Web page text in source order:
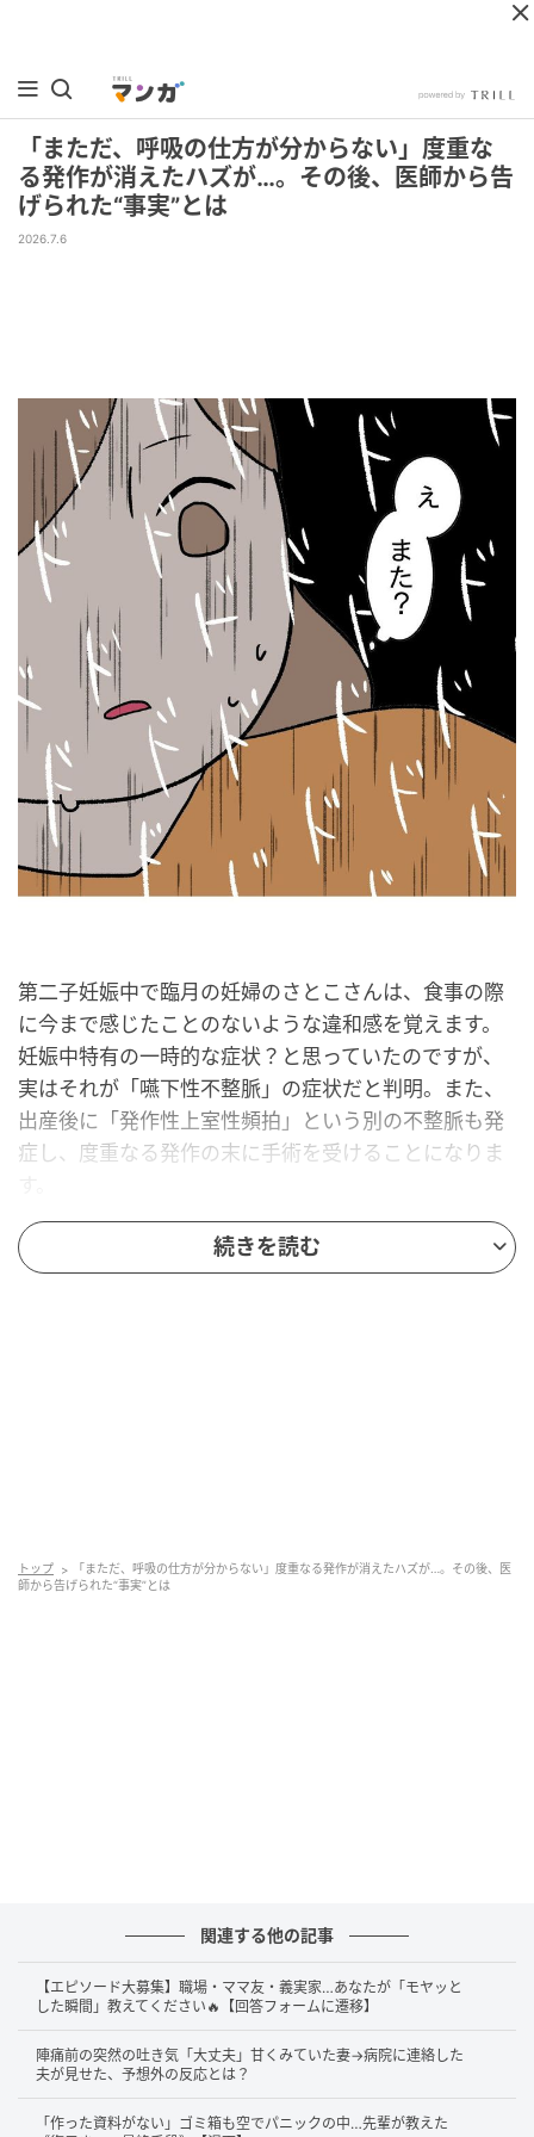
「まただ、呼吸の仕方が分からない」度重な
る発作が消えたハズが…。その後、医師から告
げられた“事実”とは
2026.7.6
第二子妊娠中で臨月の妊婦のさとこさんは、食事の際
に今まで感じたことのないような違和感を覚えます。
妊娠中特有の一時的な症状？と思っていたのですが、
実はそれが「嚥下性不整脈」の症状だと判明。また、
出産後に「発作性上室性頻拍」という別の不整脈も発
症し、度重なる発作の末に手術を受けることになりま
第二子妊娠中に「嚥下性不整脈」と診断されたさとこ
さん。出産後には「発作性上室性頻拍」という別の不
続きを読む
トップ
「まただ、呼吸の仕方が分からない」度重なる発作が消えたハズが…。その後、医
師から告げられた“事実”とは
関連する他の記事
【エピソード大募集】職場・ママ友・義実家…あなたが「モヤッと
した瞬間」教えてください🔥【回答フォームに遷移】
陣痛前の突然の吐き気「大丈夫」甘くみていた妻→病院に連絡した
夫が見せた、予想外の反応とは？
「作った資料がない」ゴミ箱も空でパニックの中…先輩が教えた